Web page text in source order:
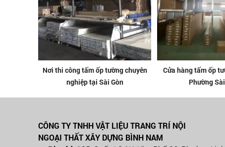
Nơi thi công tấm ốp tường chuyên
nghiệp tại Sài Gòn
Cửa hàng tấm ốp
Phường
CÔNG TY TNHH VẬT LIỆU TRANG TRÍ NỘI
NGOẠI THẤT XÂY DỰNG BÌNH NAM